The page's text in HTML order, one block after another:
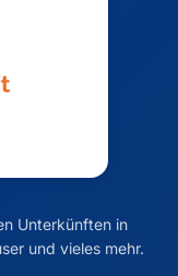
Unterkünften in
und vieles mehr.